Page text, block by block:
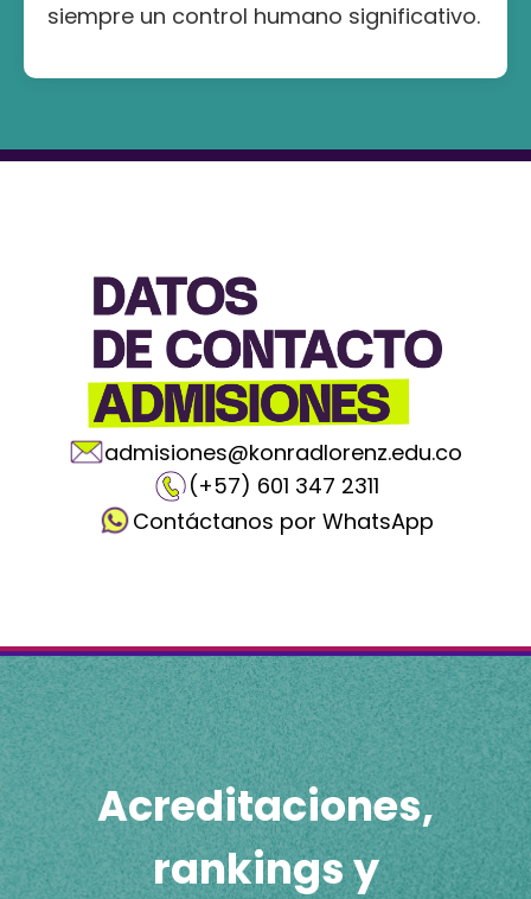
siempre un control humano significativo.
admisiones@konradlorenz.edu.co
(+57) 601 347 2311
Contáctanos por WhatsApp
Acreditaciones,
rankings y